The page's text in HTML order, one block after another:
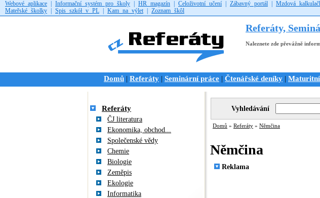
Webové aplikace Informační systém pro školy HR magazín Celoživotní učení Zábavný portál Mzdová
Mateřské školky
Spis szkół v PL Kam na výlet| Zoznam škôl
Referáty,
Naleznete zde převážně
Domů Referáty Seminární práce Čtenářské deníky
Referáty
ČJ literatura
Ekonomika, obchod...
Společenské vědy
Chemie
Biologie
Zeměpis
Ekologie
Informatika
Vyhledávání
Domů » Referáty » Němčina
Němčina
Reklama